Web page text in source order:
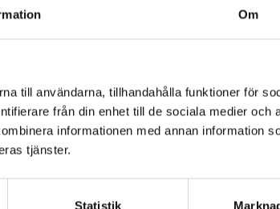
Om
till användarna, tillhandahålla funktioner för
från din enhet till de sociala medier och
informationen med annan information
tjänster.
Statistik
Debatt
9